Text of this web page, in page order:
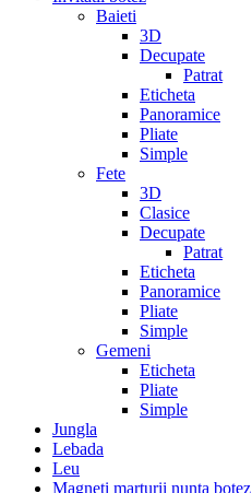
Baieti
3D
Decupate
Patrat
Eticheta
Panoramice
Pliate
Simple
Fete
3D
Clasice
Decupate
Patrat
Eticheta
Panoramice
Pliate
Simple
Gemeni
Eticheta
Pliate
Simple
Jungla
Lebada
Leu
Magneti marturii nunta botez